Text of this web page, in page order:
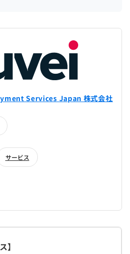
Services Japan 株式会社
サービス
】